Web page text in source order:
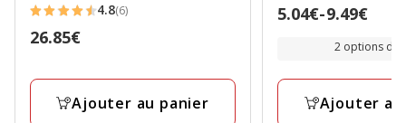
4.8
étoiles
6
4.8(6)
Prix
26.85€
Ajouter au panier
Prix
à
9.49€
5.04€-9.49€
2 options de
Ajouter